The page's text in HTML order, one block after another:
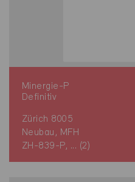
Minergie-P
Definitiv
Zürich 8005
Neubau, MFH
ZH-839-P, ... (2)